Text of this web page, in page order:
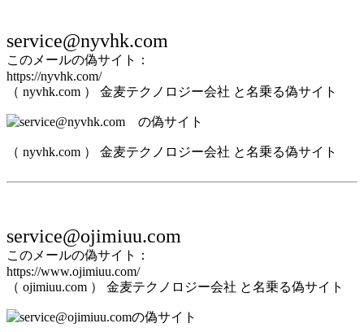
service@nyvhk.com
このメールの偽サイト：
https://nyvhk.com/
（ nyvhk.com ） 金麦テクノロジー会社 と名乗る偽サイト
（ nyvhk.com ） 金麦テクノロジー会社 と名乗る偽サイト
service@ojimiuu.com
このメールの偽サイト：
https://www.ojimiuu.com/
（ ojimiuu.com ） 金麦テクノロジー会社 と名乗る偽サイト